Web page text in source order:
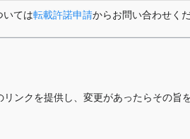
いては転載許諾申請からお問い合わせくだ
ンクを提供し、変更があったらその旨